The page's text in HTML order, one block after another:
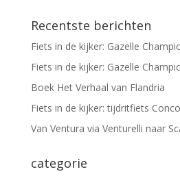
Recentste berichten
Fiets in de kijker: Gazelle
Fiets in de kijker: Gazelle
Boek Het Verhaal van Flandria
Fiets in de kijker: tijdritfiets
Van Ventura via Venturelli naar
categorie